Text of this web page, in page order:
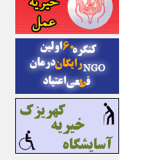
ایلنا
اینتیتر
ایونا نیوز
بازتاب آنلاین
باشگاه خبرنگاران
باغستان نیوز
بامبوک
ببین و بخون
بدینسان
بنکر